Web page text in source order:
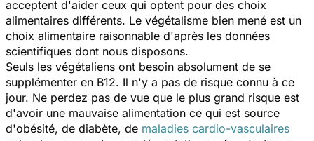
acceptent d'aider ceux qui optent pour des choix
alimentaires différents. Le végétalisme bien mené est un
choix alimentaire raisonnable d'après les données
scientifiques dont nous disposons.
Seuls les végétaliens ont besoin absolument de se
supplémenter en B12. Il n'y a pas de risque connu à ce
jour. Ne perdez pas de vue que le plus grand risque est
d'avoir une mauvaise alimentation ce qui est source
d'obésité, de diabète, de maladies cardio-vasculaires